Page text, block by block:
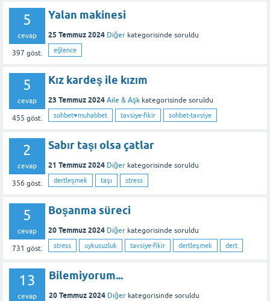
5
cevap
397 göst.
Yalan makinesi
25 Temmuz 2024 Diğer kategorisinde soruldu
eğlence
5
cevap
455 göst.
Kız kardeş ile kızım
23 Temmuz 2024 Aile & Aşk kategorisinde soruldu
sohbet♥️muhabbet tavsiye-fikir sohbet-tavsiye
2
cevap
356 göst.
Sabır taşı olsa çatlar
21 Temmuz 2024 Diğer kategorisinde soruldu
dertleşmek taşı stress
5
cevap
731 göst.
Boşanma süreci
20 Temmuz 2024 Diğer kategorisinde soruldu
stress uykusuzluk tavsiye-fikir dertleşmek dert
13
cevap
Bilemiyorum...
20 Temmuz 2024 Diğer kategorisinde soruldu